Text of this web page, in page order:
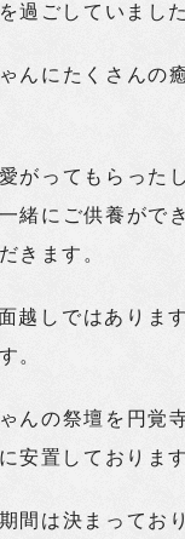
過ごしていました
んにたくさんの
がってもらった
緒にご供養がで
きます。
越しではありま
。
んの祭壇を円覚
安置しております
間は決まってお